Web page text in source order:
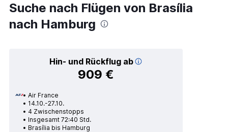
Suche nach Flügen von Brasília
nach Hamburg
Hin- und Rückflug ab
909 €
Air France
14.10.-27.10.
4 Zwischenstopps
Insgesamt 72:40 Std.
Brasília bis Hamburg